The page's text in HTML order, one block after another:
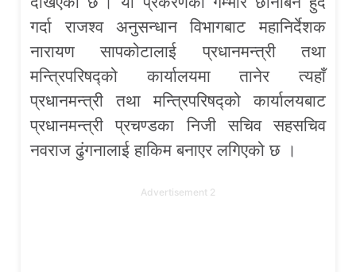
गर्दा राजश्व अनुसन्धान विभागबाट महानिर्देशक
नारायण सापकोटालाई प्रधानमन्त्री तथा
मन्त्रिपरिषद्को कार्यालयमा तानेर त्यहाँ
प्रधानमन्त्री तथा मन्त्रिपरिषद्को कार्यालयबाट
प्रधानमन्त्री प्रचण्डका निजी सचिव सहसचिव
नवराज ढुंगनालाई हाकिम बनाएर लगिएको छ ।
Advertisement 2